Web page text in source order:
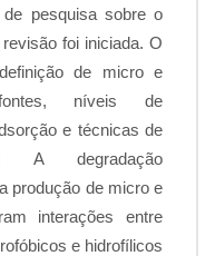
pesquisa sobre o
foi iniciada. O
de micro e
fontes, níveis de
e técnicas de
A degradação
produção de micro e
interações entre
e hidrofílicos